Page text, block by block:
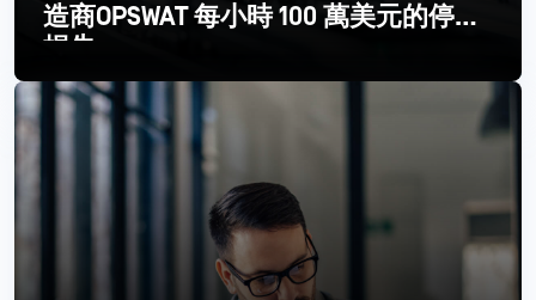
造商OPSWAT 每小時 100 萬美元的停機
損失
閱讀更多